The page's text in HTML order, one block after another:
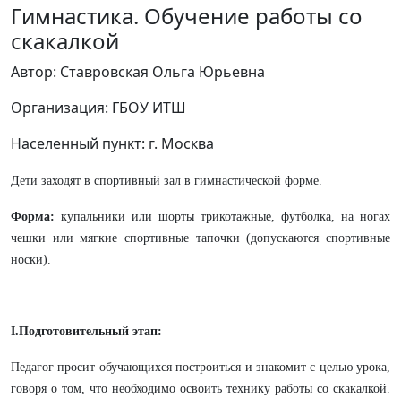
Гимнастика. Обучение работы со
скакалкой
Автор: Ставровская Ольга Юрьевна
Организация: ГБОУ ИТШ
Населенный пункт: г. Москва
Дети заходят в спортивный зал в гимнастической форме.
Форма: купальники или шорты трикотажные, футболка, на ногах
чешки или мягкие спортивные тапочки (допускаются спортивные
носки).
I.Подготовительный этап:
Педагог просит обучающихся построиться и знакомит с целью урока,
говоря о том, что необходимо освоить технику работы со скакалкой.